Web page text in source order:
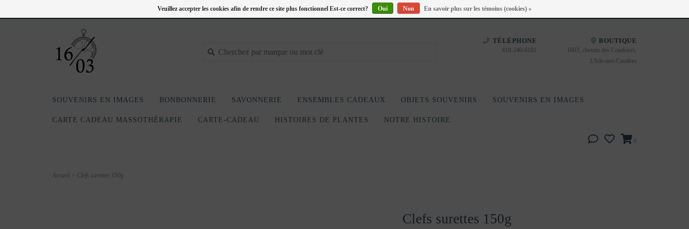
Se connecter Heures d'ouverture : Disponible sur Google
TÉLÉPHONE
418-240-6181
BOUTIQUE
1603, chemin des Coudriers,
L'Isle-aux-Coudres
SOUVENIRS EN IMAGES BONBONNERIE SAVONNERIE ENSEMBLES CADEAUX OBJETS SOUVENIRS SOUVENIRS EN IMAGES
CARTE CADEAU MASSOTHÉRAPIE CARTE-CADEAU HISTOIRES DE PLANTES NOTRE HISTOIRE
0
Accueil Clefs surettes 150g
Clefs surettes 150g
Veuillez accepter les cookies afin de rendre ce site plus fonctionnel Est-ce correct? Oui Non En savoir plus sur les témoins (cookies) »